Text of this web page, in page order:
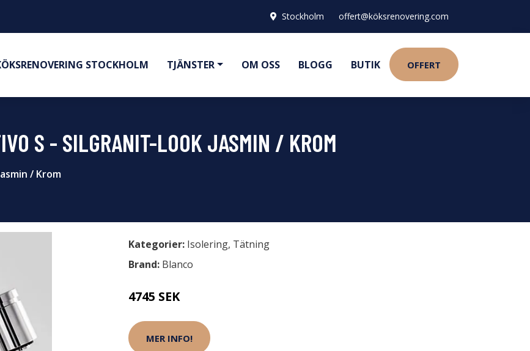
Stockholm offert@köksrenovering.com
STOCKHOLM TJÄNSTER OM OSS BLOGG BUTIK OFFERT
S - SILGRANIT-LOOK JASMIN / KROM
/ Krom
Kategorier: Isolering, Tätning
Brand: Blanco
4745 SEK
MER INFO!